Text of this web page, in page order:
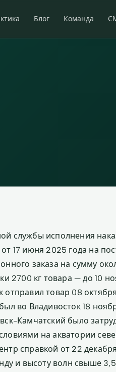
Блог Команда
службы исполнения
17 июня 2025 года на
заказа на сумму
2700 кг товара — до 10
товар 08
во Владивосток 18
Камчатский было
на акватории
справкой от 22
и высоту волн свыше